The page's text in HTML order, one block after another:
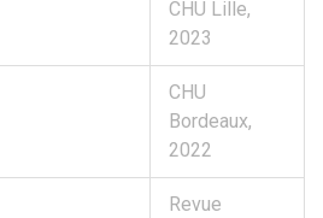
CHU Lille,
2023
CHU
Bordeaux,
2022
Revue